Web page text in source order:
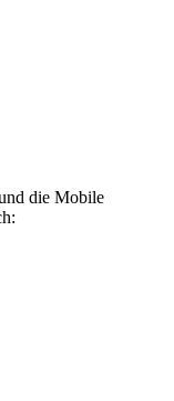
die Mobile